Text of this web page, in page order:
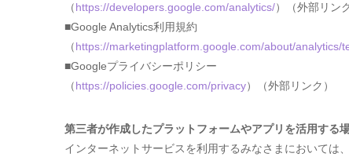
（https://developers.google.com/analytics/）（外部リンク
■Google Analytics利用規約
（https://marketingplatform.google.com/about/analytics/
■Googleプライバシーポリシー
（https://policies.google.com/privacy）（外部リンク）
第三者が作成したプラットフォームやアプリを活用する
インターネットサービスを利用するみなさまにおいては